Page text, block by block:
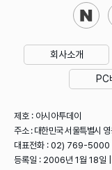
회사소개
PC
제호 : 아시아투데이
주소 : 대한민국 서울특별시
대표전화 : 02) 769-5000
등록일 : 2006년 1월 18일 |